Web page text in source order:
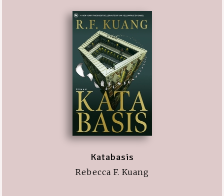
Katabasis
Rebecca F. Kuang